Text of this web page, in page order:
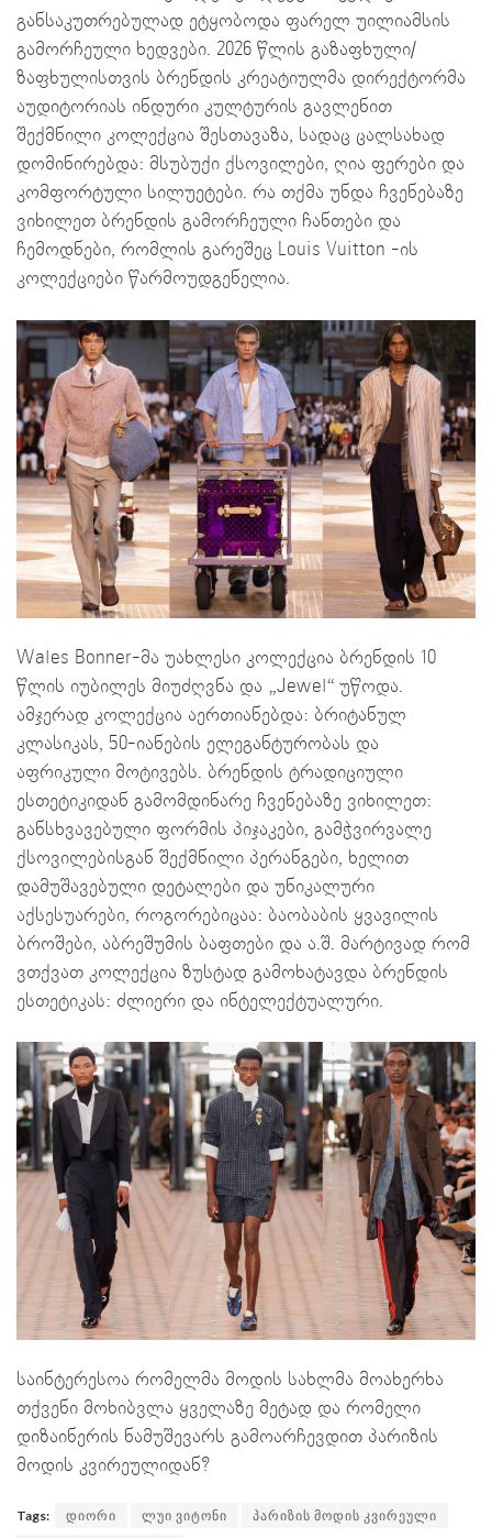
განსაკუთრებულად ეტყობოდა ფარელ უილიამსის
გამორჩეული ხედვები. 2026 წლის გაზაფხული/
ზაფხულისთვის ბრენდის კრეატიულმა დირექტორმა
აუდიტორიას ინდური კულტურის გავლენით
შექმნილი კოლექცია შესთავაზა, სადაც ცალსახად
დომინირებდა: მსუბუქი ქსოვილები, ღია ფერები და
კომფორტული სილუეტები. რა თქმა უნდა ჩვენებაზე
ვიხილეთ ბრენდის გამორჩეული ჩანთები და
ჩემოდნები, რომლის გარეშეც Louis Vuitton -ის
კოლექციები წარმოუდგენელია.
Wales Bonner-მა უახლესი კოლექცია ბრენდის 10
წლის იუბილეს მიუძღვნა და „Jewel“ უწოდა.
ამჯერად კოლექცია აერთიანებდა: ბრიტანულ
კლასიკას, 50-იანების ელეგანტურობას და
აფრიკული მოტივებს. ბრენდის ტრადიციული
ესთეტიკიდან გამომდინარე ჩვენებაზე ვიხილეთ:
განსხვავებული ფორმის პიჯაკები, გამჭვირვალე
ქსოვილებისგან შექმნილი პერანგები, ხელით
დამუშავებული დეტალები და უნიკალური
აქსესუარები, როგორებიცაა: ბაობაბის ყვავილის
ბროშები, აბრეშუმის ბაფთები და ა.შ. მარტივად რომ
ვთქვათ კოლექცია ზუსტად გამოხატავდა ბრენდის
ესთეტიკას: ძლიერი და ინტელექტუალური.
საინტერესოა რომელმა მოდის სახლმა მოახერხა
თქვენი მოხიბვლა ყველაზე მეტად და რომელი
დიზაინერის ნამუშევარს გამოარჩევდით პარიზის
მოდის კვირეულიდან?
Tags: დიორი ლუი ვიტონი
პარიზის მოდის კვირეული